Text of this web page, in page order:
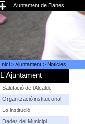
Ajuntament de Blanes
Inici>Ajuntament> Noticies
L'Ajuntament
Salutació de l'Alcalde
Organització institucional
La institució
Dades del Municipi